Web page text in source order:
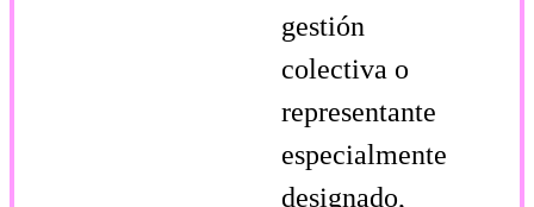
gestión
colectiva o
representante
especialmente
designado,